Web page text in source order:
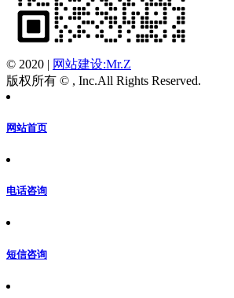
© 2020 | 网站建设:Mr.Z
版权所有 © , Inc.All Rights Reserved.
网站首页
电话咨询
短信咨询